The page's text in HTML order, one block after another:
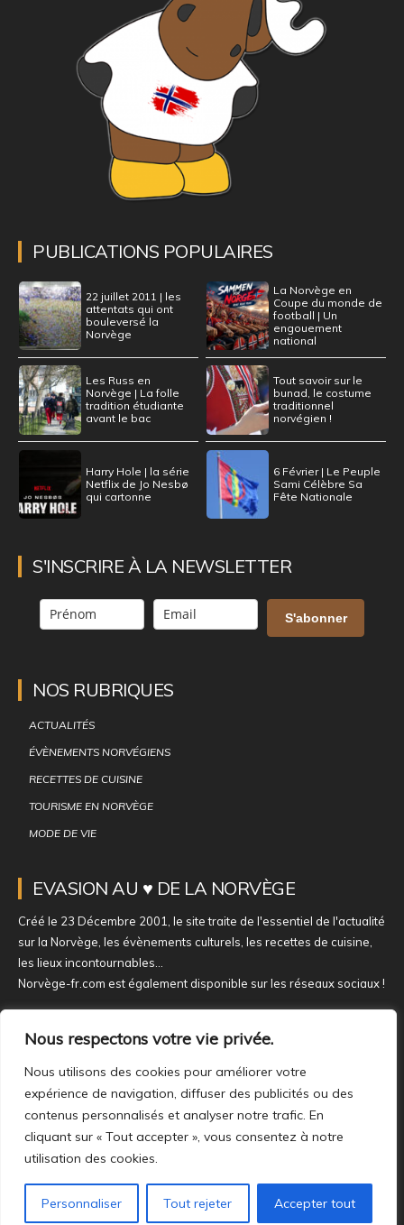
Nous respectons votre vie privée.
Nous utilisons des cookies pour améliorer votre
expérience de navigation, diffuser des publicités ou des
contenus personnalisés et analyser notre trafic. En
cliquant sur « Tout accepter », vous consentez à notre
utilisation des cookies.
Personnaliser Tout rejeter Accepter tout
PUBLICATIONS POPULAIRES
22 juillet 2011 | les
attentats qui ont
bouleversé la
Norvège
La Norvège en
Coupe du monde de
football | Un
engouement
national
Les Russ en
Norvège | La folle
tradition étudiante
avant le bac
Tout savoir sur le
bunad, le costume
traditionnel
norvégien !
Harry Hole | la série
Netflix de Jo Nesbø
qui cartonne
6 Février | Le Peuple
Sami Célèbre Sa
Fête Nationale
S'INSCRIRE À LA NEWSLETTER
S'abonner
NOS RUBRIQUES
ACTUALITÉS
ÉVÈNEMENTS NORVÉGIENS
RECETTES DE CUISINE
TOURISME EN NORVÈGE
MODE DE VIE
EVASION AU ♥ DE LA NORVÈGE
Créé le 23 Décembre 2001, le site traite de l'essentiel de l'actualité
sur la Norvège, les évènements culturels, les recettes de cuisine,
les lieux incontournables...
Norvège-fr.com est également disponible sur les réseaux sociaux !
À PROPOS
MENTIONS LÉGALES
POLITIQUE DE CONFIDENTIALITÉ